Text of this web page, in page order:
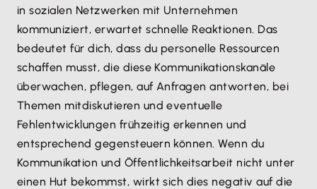
in sozialen Netzwerken mit Unternehmen
kommuniziert, erwartet schnelle Reaktionen. Das
bedeutet für dich, dass du personelle Ressourcen
schaffen musst, die diese Kommunikationskanäle
überwachen, pflegen, auf Anfragen antworten, bei
Themen mitdiskutieren und eventuelle
Fehlentwicklungen frühzeitig erkennen und
entsprechend gegensteuern können. Wenn du
Kommunikation und Öffentlichkeitsarbeit nicht unter
einen Hut bekommst, wirkt sich dies negativ auf die